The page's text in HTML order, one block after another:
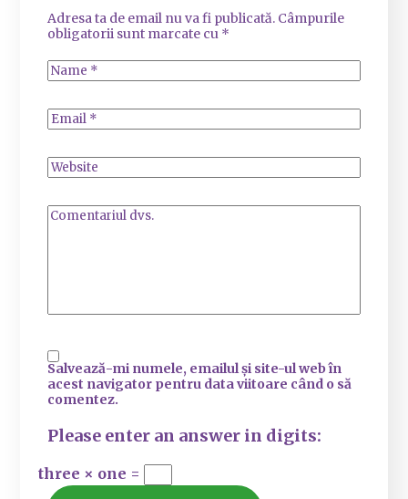
Adresa ta de email nu va fi publicată. Câmpurile
obligatorii sunt marcate cu *
Salvează-mi numele, emailul și site-ul web în
acest navigator pentru data viitoare când o să
comentez.
Please enter an answer in digits:
three × one =